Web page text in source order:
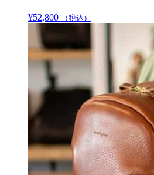
¥52,800 （税込）
品
複
数
の
バ
リ
エ
ー